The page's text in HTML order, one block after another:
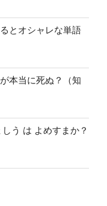
とオシャレな単語
本当に死ぬ？（知
う は よめすまか？